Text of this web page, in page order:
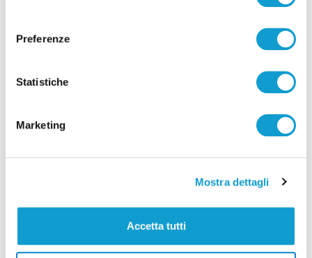
Preferenze
Statistiche
Marketing
Mostra dettagli
Accetta tutti